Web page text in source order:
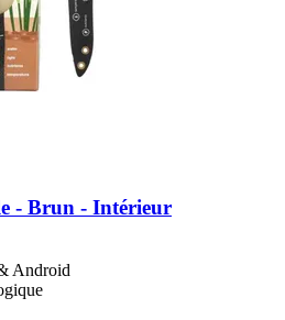
-​ Brun -​ Intérieur
Android